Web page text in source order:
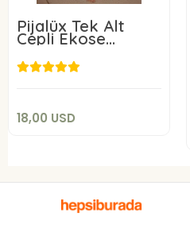
Pijalüx Tek Alt
Cepli Ekose
Pijama
18,00 USD
18,00 USD